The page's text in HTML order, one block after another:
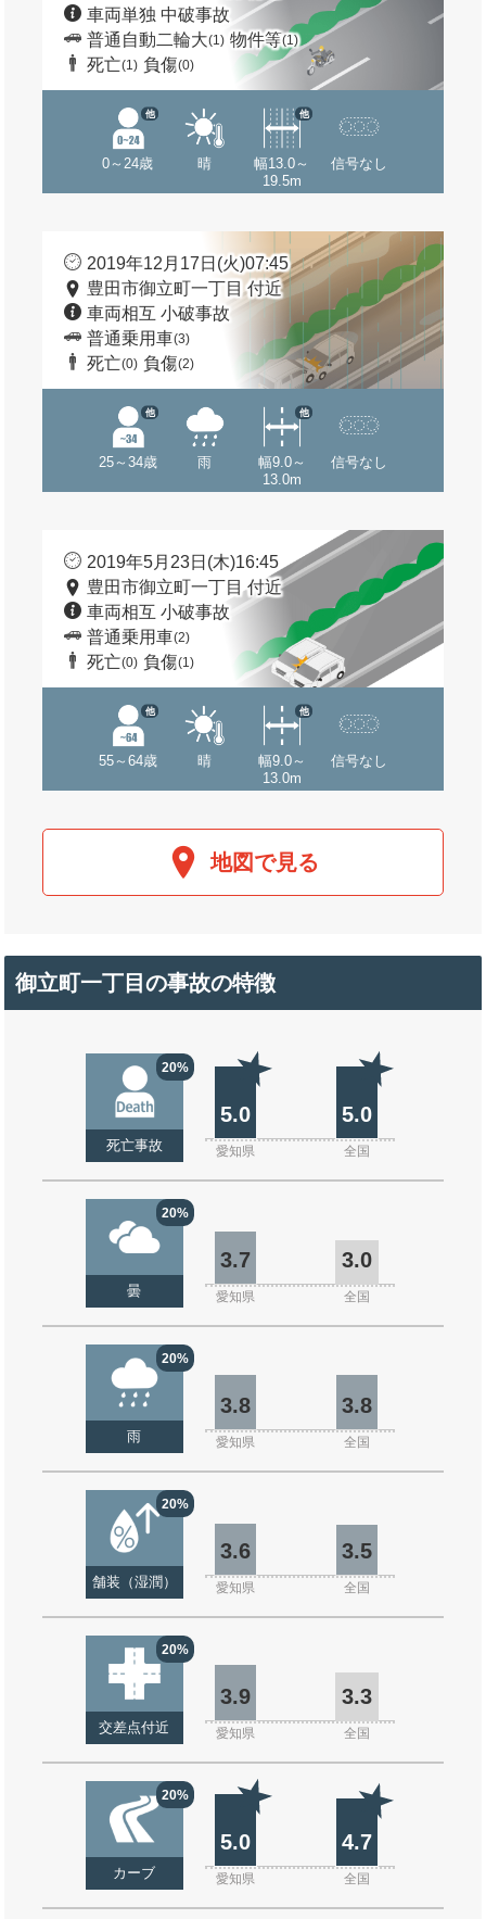
車両単独 中破事故
普通自動二輪大(1) 物件等(1)
死亡(1) 負傷(0)
0～24歳
他
晴
幅13.0～
19.5m
他
信号なし
2019年12月17日(火)07:45
豊田市御立町一丁目 付近
車両相互 小破事故
普通乗用車(3)
死亡(0) 負傷(2)
25～34歳
他
雨
幅9.0～
13.0m
他
信号なし
2019年5月23日(木)16:45
豊田市御立町一丁目 付近
車両相互 小破事故
普通乗用車(2)
死亡(0) 負傷(1)
55～64歳
他
晴
幅9.0～
13.0m
他
信号なし
地図で見る
御立町一丁目の事故の特徴
20%
死亡事故
5.0 5.0
愛知県 全国
20%
曇
3.7 3.0
愛知県 全国
20%
雨
3.8 3.8
愛知県 全国
20%
舗装（湿潤）
3.6 3.5
愛知県 全国
20%
交差点付近
3.9 3.3
愛知県 全国
20%
カーブ
5.0 4.7
愛知県 全国